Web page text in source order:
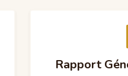
Rapport